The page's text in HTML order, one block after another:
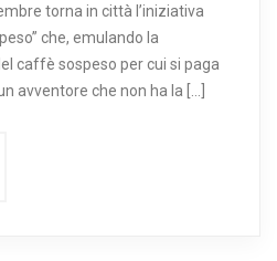
torna in città l’iniziativa
che, emulando la
caffè sospeso per cui si paga
avventore che non ha la […]